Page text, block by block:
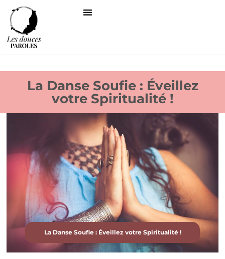
La Danse Soufie : Éveillez
votre Spiritualité !
La Danse Soufie : Éveillez votre Spiritualité !